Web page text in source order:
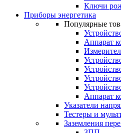
Ключи
Приборы энергетика
Популярные
Аппарат
Аппарат
Указатели
Тестеры и
Заземления